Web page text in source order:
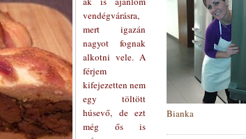
vendégvárásra,
mert igazán
nagyot fognak
alkotni vele. A
férjem
kifejezetten nem
egy töltött
húsevő, de ezt
még ős is
Bianka